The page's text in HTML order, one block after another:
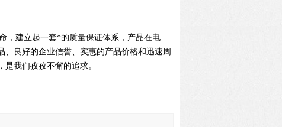
，建立起一套*的质量保证体系，产品在电
良好的企业信誉、实惠的产品价格和迅速周
我们孜孜不懈的追求。